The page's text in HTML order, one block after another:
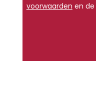
voorwaarden en de